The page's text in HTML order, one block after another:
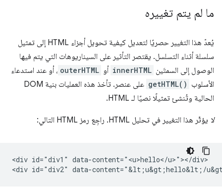
ما لم يتم تغييره
يُعدّ هذا التغيير حصريًا لتعديل كيفية تحويل أجزاء HTML إلى تمثيل
سلسلة أثناء التسلسل. يقتصر التأثير على السيناريوهات التي يتم فيها
الوصول إلى السمتَين innerHTML أو outerHTML ، أو عند استدعاء
الأسلوب getHTML()
على عنصر. تأخذ هذه العمليات بنية DOM
الحالية وتُنشئ تمثيلًا نصيًا لـ HTML.
لا يؤثّر هذا التغيير في تحليل HTML. راجِع رمز HTML التالي:
<div id="div1" data-content="<u>hello</u>"></div>